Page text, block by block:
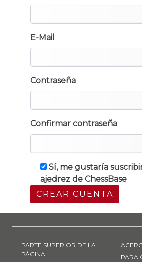
E-Mail
Contraseña
Confirmar contraseña
Sí, me gustaría
ajedrez de ChessBase
CREAR CUENTA
PARTE SUPERIOR DE LA
PÁGINA
PARA